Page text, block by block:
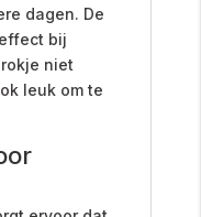
dagen. De
bij
niet
leuk om te